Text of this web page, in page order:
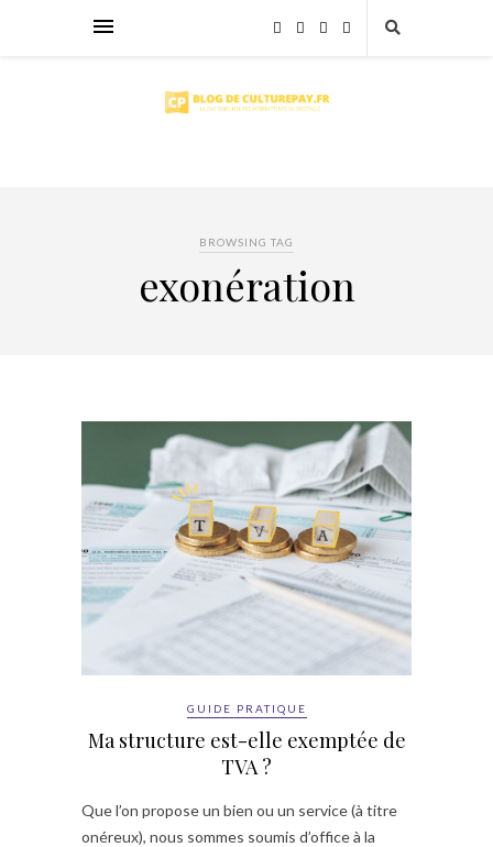
BROWSING TAG
exonération
GUIDE PRATIQUE
Ma structure est-elle exemptée de
TVA ?
Que l’on propose un bien ou un service (à titre
onéreux), nous sommes soumis d’office à la